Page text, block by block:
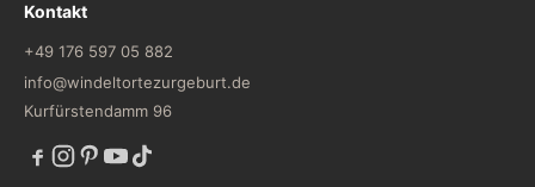
Kontakt
+49 176 597 05 882
info@windeltortezurgeburt.de
Kurfürstendamm 96